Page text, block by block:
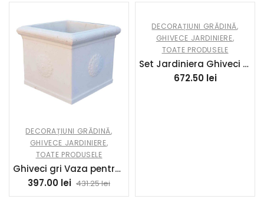
DECORAȚIUNI GRĂDINĂ,
GHIVECE JARDINIERE,
TOATE PRODUSELE
Ghiveci gri Vaza pentru Flori patrat de Gradina sau Terasa din beton COD47
431.25lei
397.00 lei
DECORAȚIUNI GRĂDINĂ,
GHIVECE JARDINIERE,
TOATE PRODUSELE
Set Jardiniera Ghiveci de Flori cu picior inalt de Gradina sau Terasa COD45
672.50 lei